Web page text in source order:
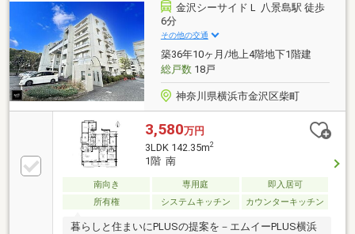
金沢シーサイドＬ 八景島駅 徒歩
6分
その他の交通
築36年10ヶ月/地上4階地下1階建
総戸数18戸
神奈川県横浜市金沢区柴町
3,580万円
3LDK 142.35m2
1階 南
南向き 専用庭
即入居可
所有権
システムキッチン カウンターキッチン
暮らしと住まいにPLUSの提案を－エムイーPLUS横浜